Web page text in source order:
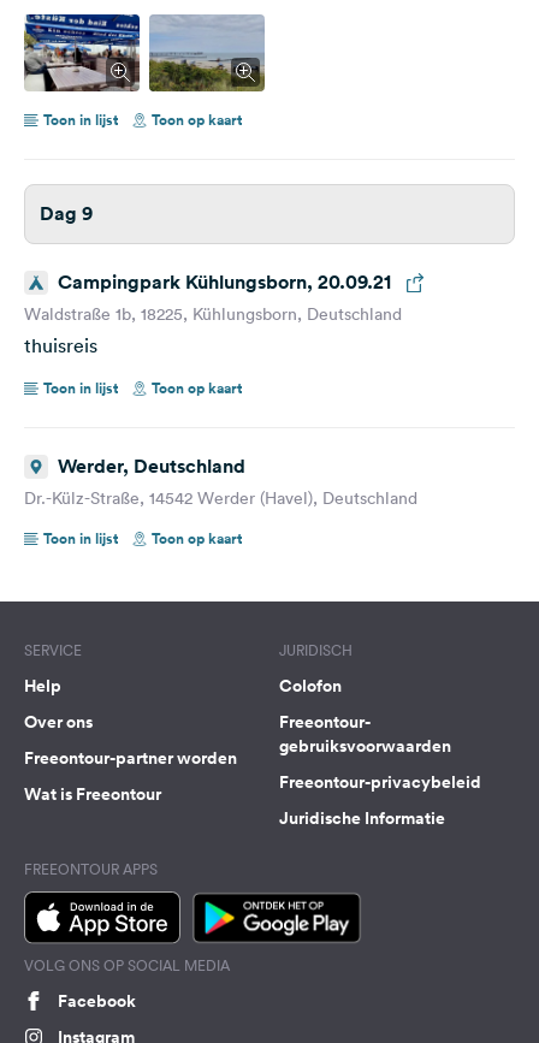
Toon in lijst Toon op kaart
Dag 9
Campingpark Kühlungsborn, 20.09.21
Waldstraße 1b, 18225, Kühlungsborn, Deutschland
thuisreis
Toon in lijst Toon op kaart
Werder, Deutschland
Dr.-Külz-Straße, 14542 Werder (Havel), Deutschland
Toon in lijst
Toon op kaart
SERVICE
Help
Over ons
Freeontour-partner worden
Wat is Freeontour
JURIDISCH
Colofon
Freeontour-
gebruiksvoorwaarden
Freeontour-privacybeleid
Juridische Informatie
FREEONTOUR APPS
VOLG ONS OP SOCIAL MEDIA
Facebook
Instagram